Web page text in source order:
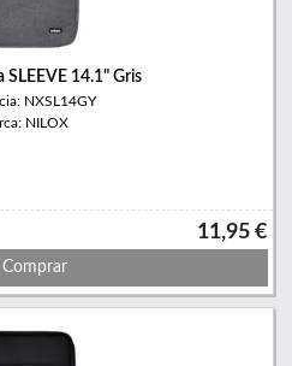
SLEEVE 14.1" Gris
NXSL14GY
NILOX
11,95 €
Comprar